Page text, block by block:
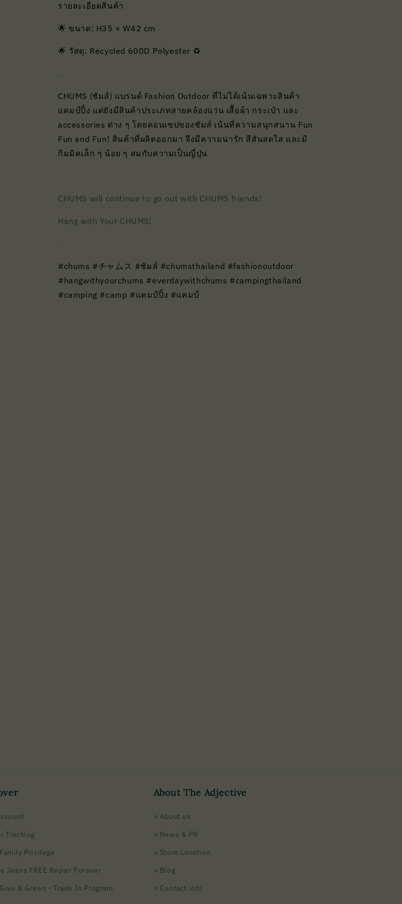
รายละเอียดสินค้า
🌟 ขนาด: H35 × W42 cm
🌟 วัสดุ: Recycled 600D Polyester ♻️
.
CHUMS (ชัมส์) แบรนด์ Fashion Outdoor ที่ไม่ได้เน้นเฉพาะสินค้า
แคมป์ปิ้ง แต่ยังมีสินค้าประเภทสายคล้องแว่น เสื้อผ้า กระเป๋า และ
accessories ต่าง ๆ โดยคอนเซปของชัมส์ เน้นที่ความสนุกสนาน Fun
Fun and Fun! สินค้าที่ผลิตออกมา จึงมีความน่ารัก สีสันสดใส และมี
กิมมิคเล็ก ๆ น้อย ๆ สมกับความเป็นญี่ปุ่น
CHUMS will continue to go out with CHUMS friends!
Hang with Your CHUMS!
.
#chums #チャムス #ชัมส์ #chumsthailand #fashionoutdoor
#hangwithyourchums #everdaywithchums #campingthailand
#camping #camp #แคมป์ปิ้ง #แคมป์
Tracking
Privilege
Jeans FREE Repair Forever
& Green - Trade In Program
About The Adjective
> About us
> News & PR
> Store Location
> Blog
> Contact info